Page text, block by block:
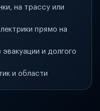
на трассу или
прямо на
и долгого
и области